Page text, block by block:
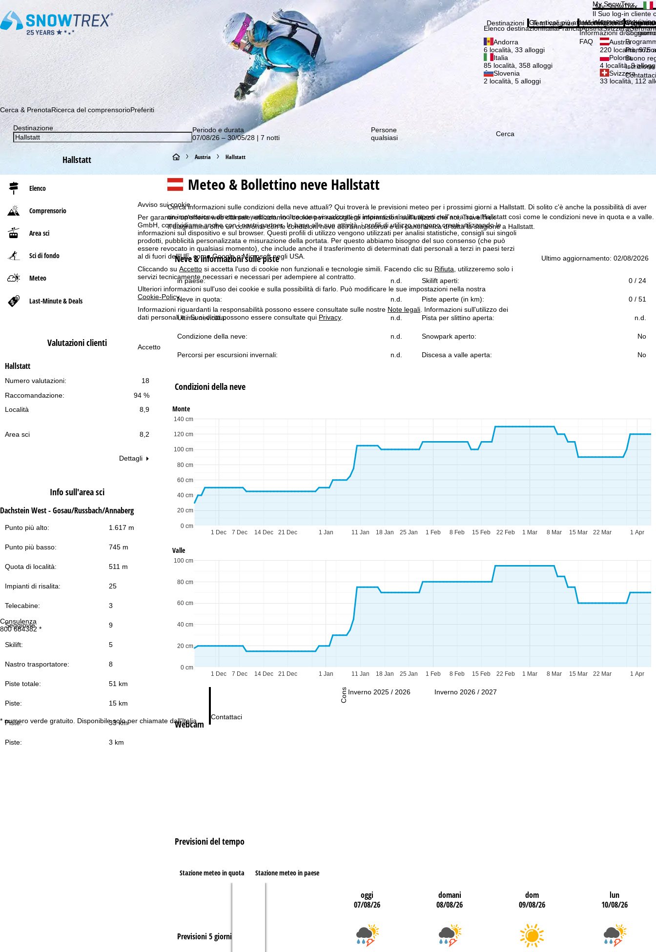
Avviso sui cookie
Per garantire un'offerta web ottimale, utilizziamo i cookie per raccogliere informazioni sull'utilizzo che noi, TravelTrex
GmbH, condividiamo anche con i nostri partner. In base alle sue attività, i profili di utilizzo vengono creati utilizzando le
informazioni sul dispositivo e sul browser. Questi profili di utilizzo vengono utilizzati per analisi statistiche, consigli sui singoli
prodotti, pubblicità personalizzata e misurazione della portata. Per questo abbiamo bisogno del suo consenso (che può
essere revocato in qualsiasi momento), che include anche il trasferimento di determinati dati personali a terzi in paesi terzi
al di fuori dell'UE, come Google o Microsoft negli USA.
Cliccando su Accetto si accetta l'uso di cookie non funzionali e tecnologie simili. Facendo clic su Rifiuta , utilizzeremo solo i
servizi tecnicamente necessari e necessari per adempiere al contratto.
Ulteriori informazioni sull'uso dei cookie e sulla possibilità di farlo. Può modificare le sue impostazioni nella nostra
Cookie-Policy.
Informazioni riguardanti la responsabilità possono essere consultate sulle nostre Note legali . Informazioni sull'utilizzo dei
dati personali e i Suoi diritti possono essere consultate qui Privacy
Accetto
Consulenza
800 684382 *
* numero verde gratuito. Disponibile solo per chiamate dall’Italia
Sab-Dom:
chiuso
Contattaci
Consulenza
Abbonati alla nostra Newsletter e sii tra i primi a scoprire le nostre offerte migliori! Iscrizione
My SnowTrex
My SnowTrex
Il Suo log-in cliente
informazioni sui
Si
Destinazioni
Elenco destinazioniItaliaFranciaAustriaSvizzera
Andorra
6 località, 33 alloggi
Austria
220 località, 975
Italia
85 località, 358 alloggi
Polonia
4 località, 9
Slovenia
2 località, 5 alloggi
Svizzera
33 località, 112
Temi vacanze
Gli articoli più attuali della nostra rivista
Informazioni
Informazioni di
Informazioni di
FAQ
Azienda
Chi siamo
Chi siamo
Buono
Contattaci
Cerca & PrenotaRicerca del comprensorioPreferiti
Destinazione
Periodo e durata
07/08/26 – 30/05/28 | 7 notti
Persone
qualsiasi
Cerca
Hallstatt
Elenco
Comprensorio
Area sci
Sci di fondo
Meteo
Last-Minute & Deals
Valutazioni clienti
Hallstatt
18
Numero valutazioni:
94 %
Raccomandazione:
Località
8,9
Area sci 8,2
Dettagli
Info sull'area sci
Dachstein West - Gosau/Russbach/Annaberg
Punto più alto: 1.617 m
Punto più basso: 745 m
Quota di località: 511 m
Impianti di risalita: 25
Telecabine: 3
Seggiovie: 9
Skilift: 5
Nastro trasportatore: 8
Piste totale: 51 km
Piste: 15 km
Piste: 33 km
Piste: 3 km
H
o
e
p
a
g
e
Austria Hallstatt
Meteo & Bollettino neve Hallstatt
Cerca informazioni sulle condizioni della neve attuali? Qui troverà le previsioni meteo per i prossimi giorni a Hallstatt. Di solito c'è anche la possibilità di aver
un impressione diretta per webcam. Inoltre sono visualizzati gli impianti di risalita aperti nell'area sci a Hallstatt così come le condizioni neve in quota e a valle.
Il diagramma offre un confronto con le condizioni neve dell'anno scorso e un panoramica di tutta la stagione a Hallstatt.
Neve & informazioni sulle piste Ultimo aggiornamento: 02/08/2026
in paese: n.d. Skilift aperti: 0 / 24
Neve in quota: n.d. Piste aperte (in km): 0 / 51
Ultima nevicata: n.d. Pista per slittino aperta: n.d.
Condizione della neve: n.d. Snowpark aperto: No
Percorsi per escursioni invernali: n.d. Discesa a valle aperta: No
Condizioni della neve
Monte
1 Dec 1 Jan 1 Feb 1 Mar 1 Apr
7 Dec 14 Dec 21 Dec 11 Jan 18 Jan 25 Jan 8 Feb 15 Feb 22 Feb 8 Mar 15 Mar 22 Mar
0 cm
20 cm
40 cm
60 cm
80 cm
100 cm
120 cm
140 cm
Valle
1 Dec 1 Jan 1 Feb 1 Mar 1 Apr
7 Dec 14 Dec 21 Dec 11 Jan 18 Jan 25 Jan 8 Feb 15 Feb 22 Feb 8 Mar 15 Mar 22 Mar
0 cm
20 cm
40 cm
60 cm
80 cm
100 cm
Inverno 2025 / 2026 Inverno 2026 / 2027
Webcam
Previsioni del tempo
Stazione meteo in quota Stazione meteo in paese
oggi
07/08/26
domani
08/08/26
dom
09/08/26
lun
10/08/26
Previsioni 5 giorni